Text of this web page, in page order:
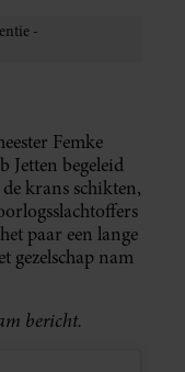
Femke
Jetten begeleid
krans schikten,
paar een lange
gezelschap nam
bericht.